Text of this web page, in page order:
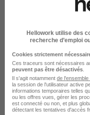
Leroy Merlin
Groupement
matériaux
Leroy Merlin
Groupement
Richardson.
Hellowork utilise des
recherche d’emploi
Cookies strictement
Ces traceurs sont nécessaires
peuvent pas être désactivés
Il s'agit notamment de
la session de l'utilisateur active
informations temporaires telles
ou les offres vues, gérer les
est connecté ou non, et plus
détectant les tentatives d'accès